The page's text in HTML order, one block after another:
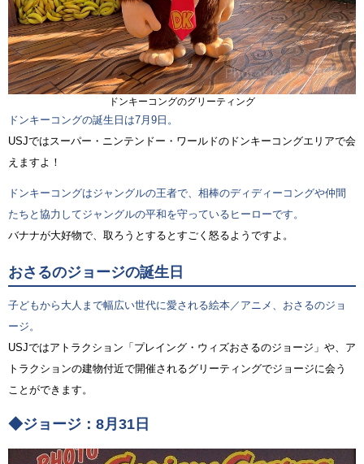
ドンキーコングのグリーティング
ドンキーコングの誕生日は7月9日。
USJではスーパー・ニンテンドー・ワールドのドンキーコングエリアで会
えますよ！
ドンキーコングはジャングルの王者で、相棒のディディーコングや仲間
たちと協力してジャングルの平和を守っているヒーローです。
バナナが大好物で、取ろうとするとすごく怒るようですよ。
おさるのジョージの誕生日
子どもから大人まで幅広い世代に愛される絵本／アニメ、おさるのジョ
ージ。
USJではアトラクション「プレイング・ウィズおさるのジョージ」や、ア
トラクションの建物付近で開催されるグリーティングでジョージに会う
ことができます。
◆ジョージ：8月31日